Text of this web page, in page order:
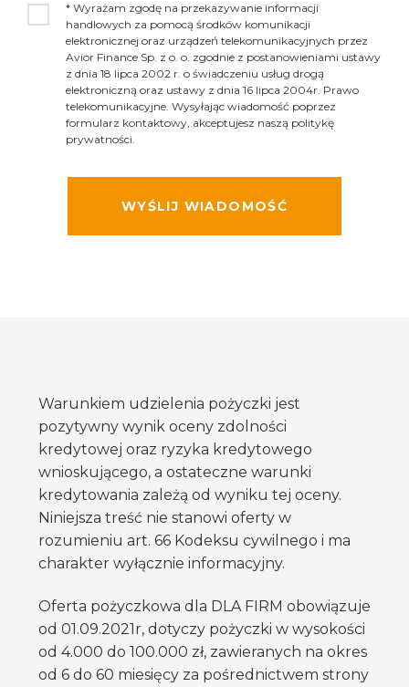
* Wyrażam zgodę na przekazywanie informacji
handlowych za pomocą środków komunikacji
elektronicznej oraz urządzeń telekomunikacyjnych przez
Avior Finance Sp. z o. o. zgodnie z postanowieniami ustawy
z dnia 18 lipca 2002 r. o świadczeniu usług drogą
elektroniczną oraz ustawy z dnia 16 lipca 2004r. Prawo
telekomunikacyjne. Wysyłając wiadomość poprzez
formularz kontaktowy, akceptujesz naszą politykę
prywatności.
Warunkiem udzielenia pożyczki jest
pozytywny wynik oceny zdolności
kredytowej oraz ryzyka kredytowego
wnioskującego, a ostateczne warunki
kredytowania zależą od wyniku tej oceny.
Niniejsza treść nie stanowi oferty w
rozumieniu art. 66 Kodeksu cywilnego i ma
charakter wyłącznie informacyjny.
Oferta pożyczkowa dla DLA FIRM obowiązuje
od 01.09.2021r, dotyczy pożyczki w wysokości
od 4.000 do 100.000 zł, zawieranych na okres
od 6 do 60 miesięcy za pośrednictwem strony